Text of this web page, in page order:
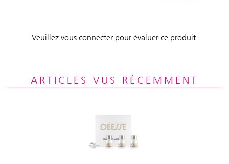
Veuillez vous connecter pour évaluer ce produit.
ARTICLES VUS RÉCEMMENT